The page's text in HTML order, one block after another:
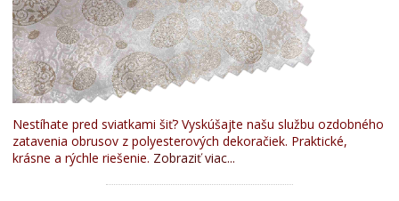
Nestíhate pred sviatkami šiť? Vyskúšajte našu službu ozdobného
zatavenia obrusov z polyesterových dekoračiek. Praktické,
krásne a rýchle riešenie. Zobraziť viac...